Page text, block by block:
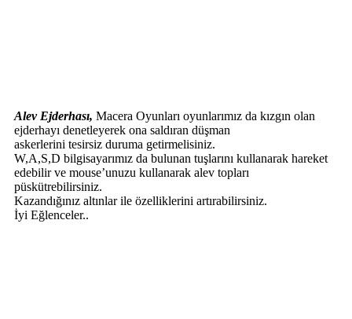
Alev Ejderhası, Macera Oyunları oyunlarımız da kızgın olan
ejderhayı denetleyerek ona saldıran düşman
askerlerini tesirsiz duruma getirmelisiniz.
W,A,S,D bilgisayarımız da bulunan tuşlarını kullanarak hareket
edebilir ve mouse’unuzu kullanarak alev topları
püskütrebilirsiniz.
Kazandığınız altınlar ile özelliklerini artırabilirsiniz.
İyi Eğlenceler..